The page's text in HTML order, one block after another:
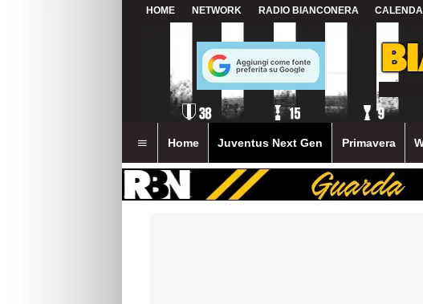
HOME NETWORK RADIO BIANCONERA
Home Juventus Next Gen Primavera